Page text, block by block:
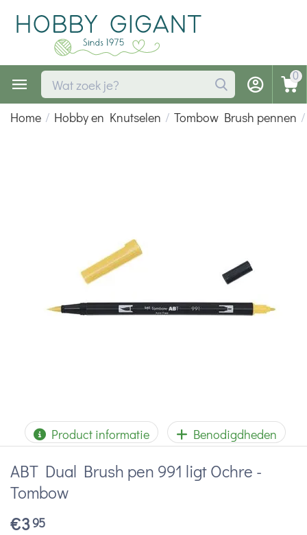
0
Home / Hobby en Knutselen / Tombow Brush pennen /
Product informatie Benodigdheden
ABT Dual Brush pen 991 ligt Ochre -
Tombow
€395